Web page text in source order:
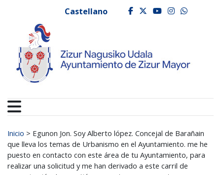
Ayuntamiento de
Castellano facebook
twitter
youtube
Buscar:
Inicio > Egunon Jon. Soy Alberto lópez. Concejal de Barañain
que lleva los temas de Urbanismo en el Ayuntamiento. me he
puesto en contacto con este área de tu Ayuntamiento, para
realizar una solicitud y me han derivado a este carril de